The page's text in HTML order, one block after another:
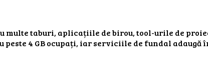
multe taburi, aplicațiile de birou, tool-urile de
peste 4 GB ocupați, iar serviciile de fundal adaugă